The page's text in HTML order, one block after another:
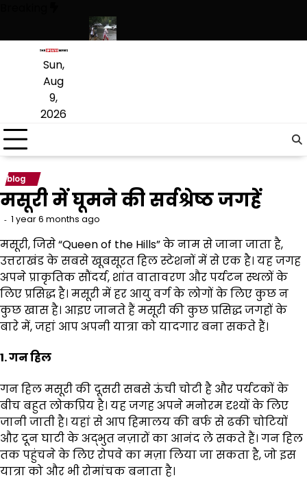
content
Sun,
Aug
9,
2026
blog
मसूरी में घूमने की सर्वश्रेष्ठ जगहें
1 year 6 months ago
मसूरी, जिसे “Queen of the Hills” के नाम से जाना जाता है,
उत्तराखंड के सबसे खूबसूरत हिल स्टेशनों में से एक है। यह जगह
अपने प्राकृतिक सौंदर्य, शांत वातावरण और पर्यटन स्थलों के
लिए प्रसिद्ध है। मसूरी में हर आयु वर्ग के लोगों के लिए कुछ न
कुछ खास है। आइए जानते हैं मसूरी की कुछ प्रसिद्ध जगहों के
बारे में, जहां आप अपनी यात्रा को यादगार बना सकते हैं।
1. गन हिल
गन हिल मसूरी की दूसरी सबसे ऊंची चोटी है और पर्यटकों के
बीच बहुत लोकप्रिय है। यह जगह अपने मनोरम दृश्यों के लिए
जानी जाती है। यहां से आप हिमालय की बर्फ से ढकी चोटियों
और दून घाटी के अद्भुत नज़ारों का आनंद ले सकते हैं। गन हिल
तक पहुंचने के लिए रोपवे का मज़ा लिया जा सकता है, जो इस
यात्रा को और भी रोमांचक बनाता है।